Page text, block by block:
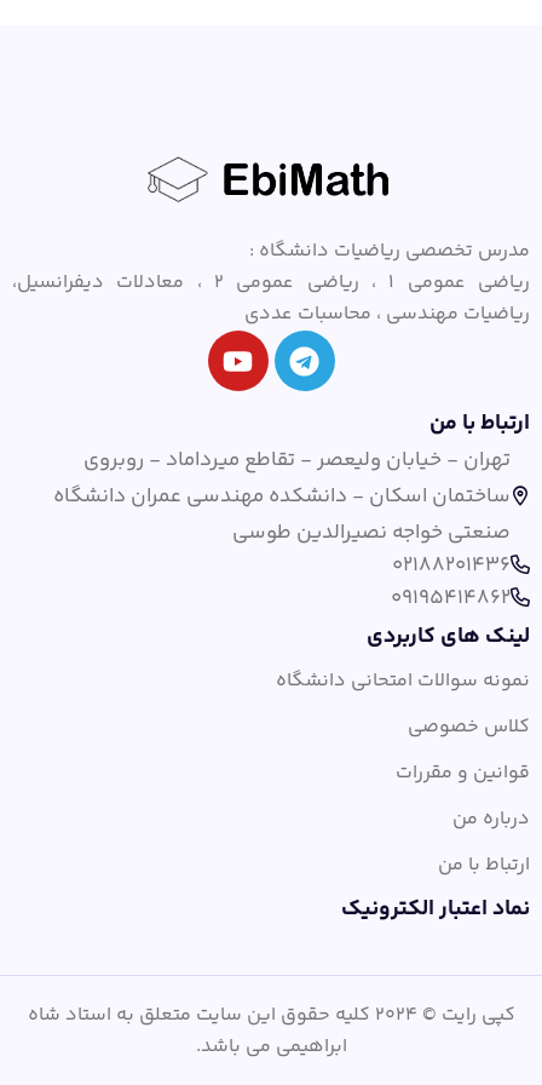
مدرس تخصصی ریاضیات دانشگاه :
ریاضی عمومی ۱ ، ریاضی عمومی ۲ ، معادلات دیفرانسیل،
ریاضیات مهندسی ، محاسبات عددی
ارتباط با من
تهران - خیابان ولیعصر - تقاطع میرداماد - روبروی
ساختمان اسکان - دانشکده مهندسی عمران دانشگاه
صنعتی خواجه نصیرالدین طوسی
02188201436
09195414862
لینک های کاربردی
نمونه سوالات امتحانی دانشگاه
کلاس خصوصی
قوانین و مقررات
درباره من
ارتباط با من
نماد اعتبار الکترونیک
کپی رایت © 2024 کلیه حقوق این سایت متعلق به استاد شاه
ابراهیمی می باشد.